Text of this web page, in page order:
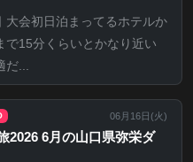
大会初日泊まってるホテルか
で15分くらいとかなり近い
...
06月16日(火)
2026 6月の山口県弥栄ダ